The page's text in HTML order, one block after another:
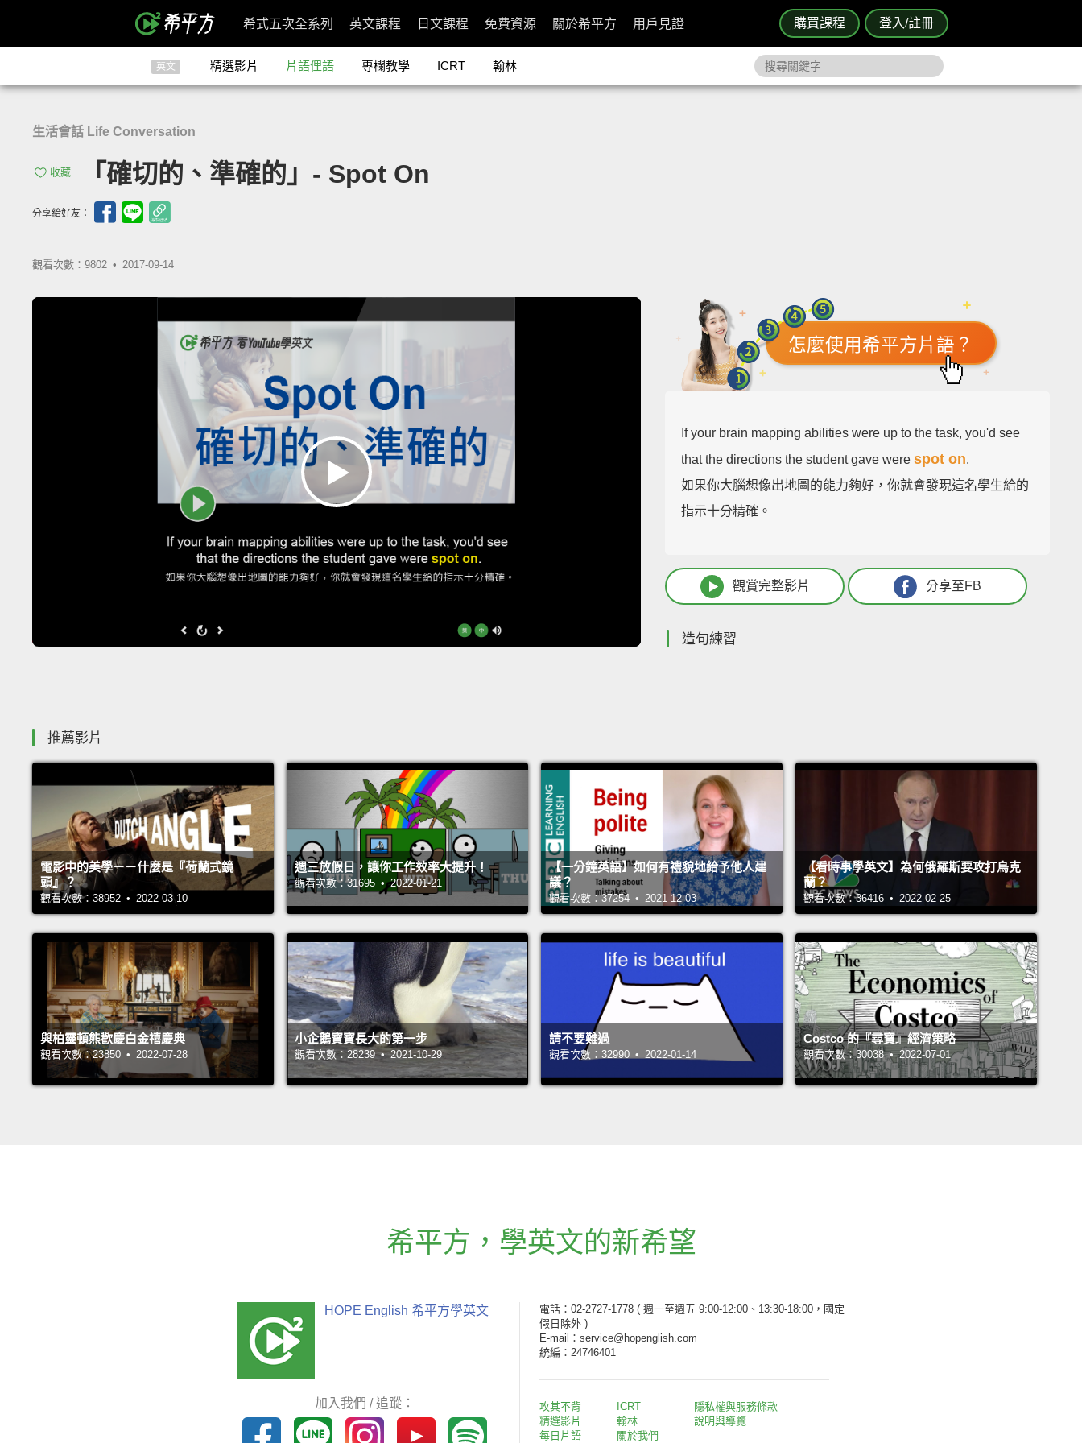
購買課程 登入/註冊
希式五次全系列 英文課程 日文課程 免費資源 關於希平方 用戶見證
英文 精選影片 片語俚語 專欄教學 ICRT 翰林
生活會話 Life Conversation
收藏 「確切的、準確的」- Spot On
分享給好友：
觀看次數：9802 • 2017-09-14
怎麼使用希平方片語？
If your brain mapping abilities were up to the task, you'd see
that the directions the student gave werespot on.
如果你大腦想像出地圖的能力夠好，你就會發現這名學生給的
指示十分精確。
觀賞完整影片 分享至FB
造句練習
推薦影片
電影中的美學－－什麼是『荷蘭式鏡
頭』？
觀看次數：38952 • 2022-03-10
週三放假日，讓你工作效率大提升！
觀看次數：31695 • 2022-01-21
【一分鐘英語】如何有禮貌地給予他人建
議？
觀看次數：37254 • 2021-12-03
【看時事學英文】為何俄羅斯要攻打烏克
蘭？
觀看次數：36416 • 2022-02-25
與柏靈頓熊歡慶白金禧慶典
觀看次數：23850 • 2022-07-28
小企鵝寶寶長大的第一步
觀看次數：28239 • 2021-10-29
請不要難過
觀看次數：32990 • 2022-01-14
Costco 的『尋寶』經濟策略
觀看次數：30038 • 2022-07-01
希平方 ， 學英文的新希望
HOPE English 希平方學英文
加入我們 / 追蹤：
電話：02-2727-1778 ( 週一至週五 9:00-12:00、13:30-18:00，國定
假日除外 )
E-mail：service@hopenglish.com
統編：24746401
攻其不背
精選影片
每日片語
ICRT
翰林
關於我們
隱私權與服務條款
說明與導覽